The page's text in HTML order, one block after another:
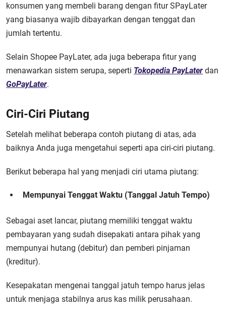
konsumen yang membeli barang dengan fitur SPayLater
yang biasanya wajib dibayarkan dengan tenggat dan
jumlah tertentu.
Selain Shopee PayLater, ada juga beberapa fitur yang
menawarkan sistem serupa, seperti Tokopedia PayLater dan
GoPayLater.
Ciri-Ciri Piutang
Setelah melihat beberapa contoh piutang di atas, ada
baiknya Anda juga mengetahui seperti apa ciri-ciri piutang.
Berikut beberapa hal yang menjadi ciri utama piutang:
Mempunyai Tenggat Waktu (Tanggal Jatuh Tempo)
Sebagai aset lancar, piutang memiliki tenggat waktu
pembayaran yang sudah disepakati antara pihak yang
mempunyai hutang (debitur) dan pemberi pinjaman
(kreditur).
Kesepakatan mengenai tanggal jatuh tempo harus jelas
untuk menjaga stabilnya arus kas milik perusahaan.